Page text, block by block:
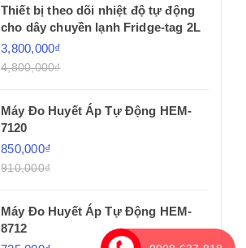
Thiết bị theo dõi nhiệt độ tự động
cho dây chuyền lạnh Fridge-tag 2L
3,800,000₫
4,800,000₫
Máy Đo Huyết Áp Tự Động HEM-
7120
850,000₫
910,000₫
Máy Đo Huyết Áp Tự Động HEM-
8712